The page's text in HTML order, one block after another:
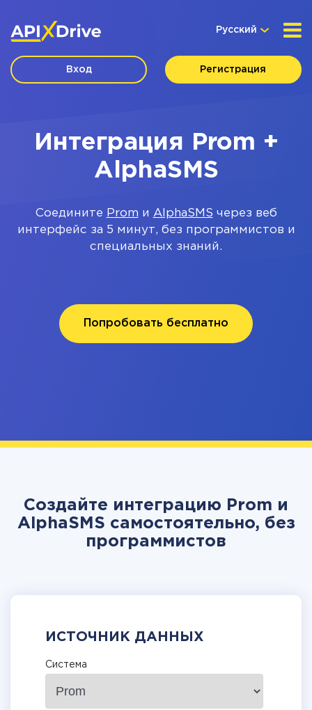
Русский
Вход Регистрация
Интеграция Prom +
AlphaSMS
Соедините Prom и AlphaSMS через веб
интерфейс за 5 минут, без программистов и
специальных знаний.
Попробовать бесплатно
Создайте интеграцию Prom и
AlphaSMS самостоятельно, без
программистов
ИСТОЧНИК ДАННЫХ
Система